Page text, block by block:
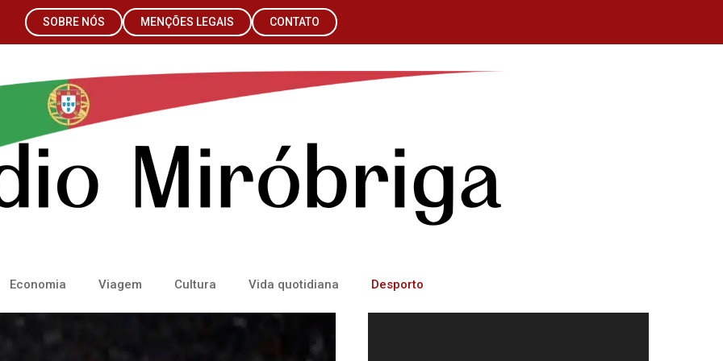
SOBRE NÓS MENÇÕES LEGAIS CONTATO
Economia Viagem Cultura Vida quotidiana Desporto